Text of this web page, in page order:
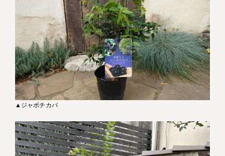
▲ジャボチカバ